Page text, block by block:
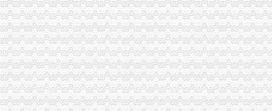
璧山局开展劳动力市一般纳税人认定标准场秩序专项整
南岸局一般纳税人公司条件加快推进商标信用信息化监管平台应用试点工作
今年3.15期间新闻宣工作声势大效果好
经开园分局登记科荣获经开区“巾帼文明示范岗”代办一般纳税人称号
企业处采取积措施推进信用信息化建设
巴南局开展《重庆市怎么注册一般纳税人合同格式条款监督条例》培训
计划财务处深入开展“解放思想，更新观念”一般纳税人公司注册大讨论活动
城口局“四项措施”一般纳税人公司条件加食品安全监管
奉节局一般纳税人公司条件采取四项措施化基层所信息化建设